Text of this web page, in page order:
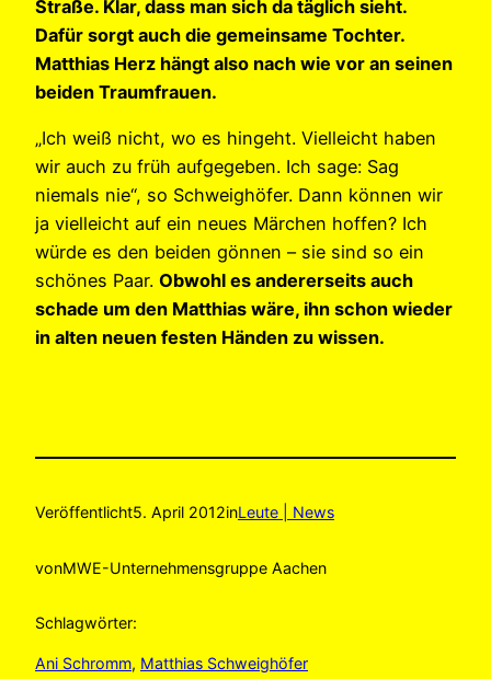
Straße. Klar, dass man sich da täglich sieht.
Dafür sorgt auch die gemeinsame Tochter.
Matthias Herz hängt also nach wie vor an seinen
beiden Traumfrauen.
„Ich weiß nicht, wo es hingeht. Vielleicht haben
wir auch zu früh aufgegeben. Ich sage: Sag
niemals nie“, so Schweighöfer. Dann können wir
ja vielleicht auf ein neues Märchen hoffen? Ich
würde es den beiden gönnen – sie sind so ein
schönes Paar. Obwohl es andererseits auch
schade um den Matthias wäre, ihn schon wieder
in alten neuen festen Händen zu wissen.
Veröffentlicht5. April 2012inLeute | News
vonMWE-Unternehmensgruppe Aachen
Schlagwörter:
Ani Schromm, Matthias Schweighöfer